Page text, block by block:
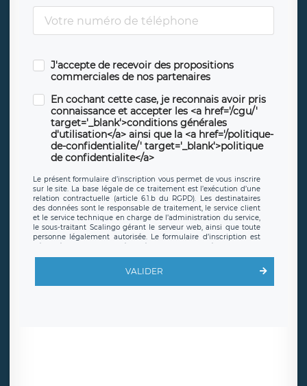
J'accepte de recevoir des propositions
commerciales de nos partenaires
En cochant cette case, je reconnais avoir pris
connaissance et accepter les <a href='/cgu/'
target='_blank'>conditions générales
d'utilisation</a> ainsi que la <a href='/politique-
de-confidentialite/' target='_blank'>politique
de confidentialite</a>
Le présent formulaire d’inscription vous permet de vous inscrire
sur le site. La base légale de ce traitement est l’exécution d’une
relation contractuelle (article 6.1.b du RGPD). Les destinataires
des données sont le responsable de traitement, le service client
et le service technique en charge de l’administration du service,
le sous-traitant Scalingo gérant le serveur web, ainsi que toute
personne légalement autorisée. Le formulaire d’inscription est
offrant desclauses de protection conformes au RGPD. Les
en sollicite la suppression, étant entendu que vous pouvez
demander la suppression de vos données et retirer votre
VALIDER